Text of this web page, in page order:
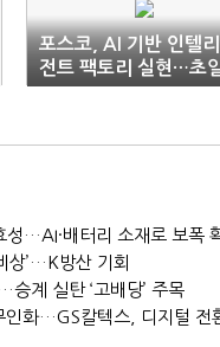
포스코, AI 기반 인텔리
전트 팩토리 실현…초
류 기업 도약
성…AI·배터리 소재로 보폭
상’…K방산 기회
승계 실탄 ‘고배당’ 주목
인화…GS칼텍스, 디지털 전